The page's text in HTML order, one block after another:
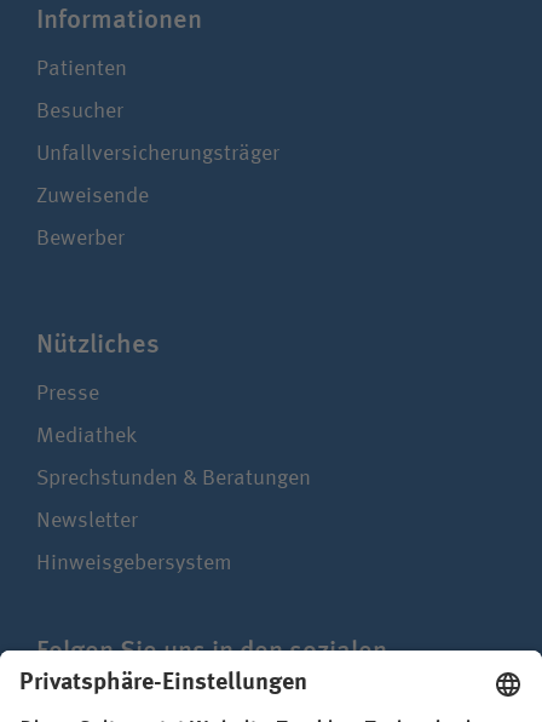
Informationen
Patienten
Besucher
Unfallversicherungsträger
Zuweisende
Bewerber
Nützliches
Presse
Mediathek
Sprechstunden & Beratungen
Newsletter
Hinweisgebersystem
Folgen Sie uns in den sozialen
Netzwerken